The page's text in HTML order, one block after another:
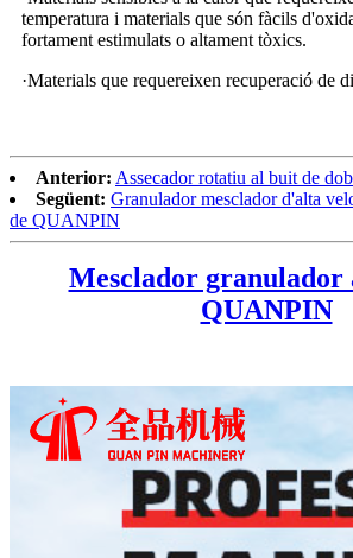
temperatura i materials que són fàcils
fortament estimulats o altament tòxics.
·Materials que requereixen recuperació de
Anterior: Assecador rotatiu al buit de
Següent: Granulador mesclador d'alta
de QUANPIN
Mesclador granulador
QUANPIN